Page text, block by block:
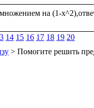
14 15 16 17 18 19 20
> Помогите решить